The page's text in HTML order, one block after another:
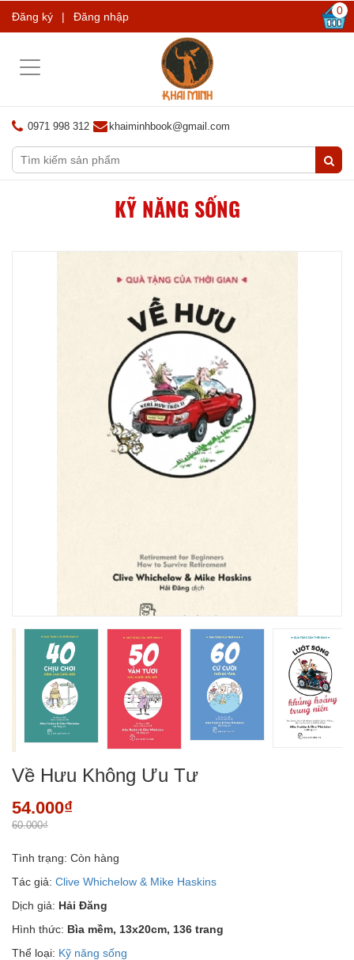
Đăng ký | Đăng nhập 0
Toggle
0971 998 312 khaiminhbook@gmail.com
KỸ NĂNG SỐNG
Về Hưu Không Ưu Tư
54.000₫
60.000₫
Tình trạng: Còn hàng
Tác giả: Clive Whichelow & Mike Haskins
Dịch giả: Hải Đăng
Hình thức: Bìa mềm, 13x20cm, 136 trang
Thể loại: Kỹ năng sống